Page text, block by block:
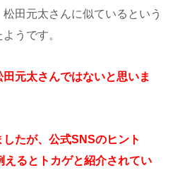
田元太さんに似ているという
うです。
元太さんではないと思いま
たが、公式SNSのヒント
るとトカゲと紹介されてい